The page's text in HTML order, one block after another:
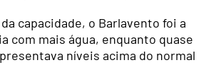
da capacidade, o Barlavento foi a
com mais água, enquanto quase
níveis acima do normal